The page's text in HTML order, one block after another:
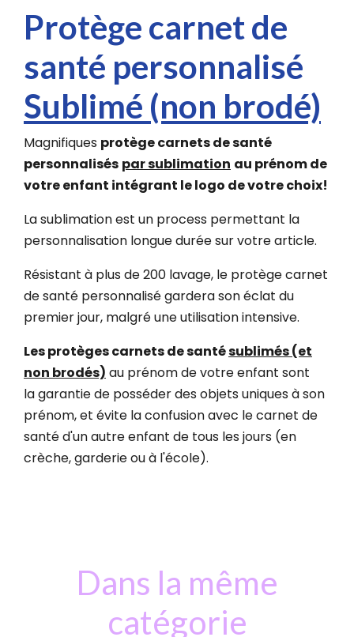
Protège carnet de
santé personnalisé
Sublimé (non brodé)
Magnifiques protège carnets de santé
personnalisés par sublimation au prénom de
votre enfant intégrant le logo de votre choix!
La sublimation est un process permettant la
personnalisation longue durée sur votre article.
Résistant à plus de 200 lavage, le protège carnet
de santé personnalisé gardera son éclat du
premier jour, malgré une utilisation intensive.
Les protèges carnets de santésublimés (et
non brodés) au prénom de votre enfant sont
la garantie de posséder des objets uniques à son
prénom, et évite la confusion avec le carnet de
santé d'un autre enfant de tous les jours (en
crèche, garderie ou à l'école).
Dans la même
catégorie